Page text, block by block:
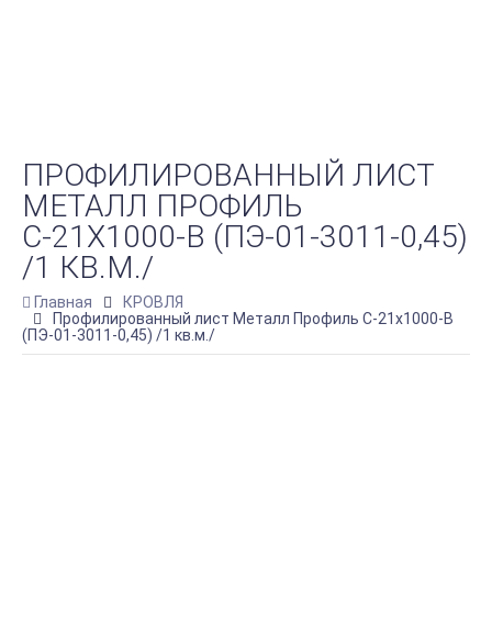
ПРОФИЛИРОВАННЫЙ ЛИСТ
МЕТАЛЛ ПРОФИЛЬ
С-21Х1000-B (ПЭ-01-3011-0,45)
/1 КВ.М./
Главная
КРОВЛЯ
Профилированный лист Металл Профиль С-21х1000-B
(ПЭ-01-3011-0,45) /1 кв.м./